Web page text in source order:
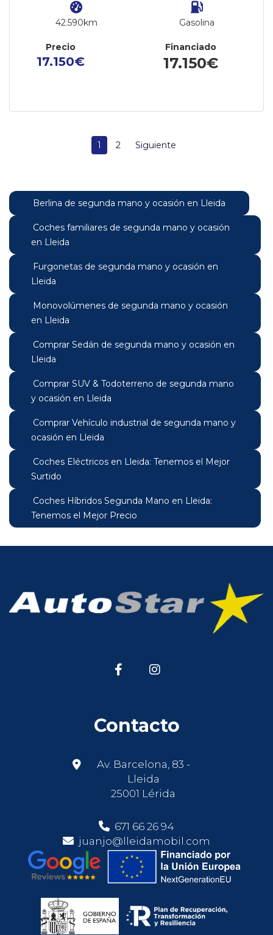
42.590km Gasolina
Precio
17.150€
Financiado
17.150€
1 2 Siguiente
Berlina de segunda mano y ocasión en Lleida
Coches familiares de segunda mano y ocasión
en Lleida
Furgonetas de segunda mano y ocasión en
Lleida
Monovolúmenes de segunda mano y ocasión
en Lleida
Comprar Sedán de segunda mano y ocasión en
Lleida
Comprar SUV & Todoterreno de segunda mano
y ocasión en Lleida
Comprar Vehículo industrial de segunda mano y
ocasión en Lleida
Coches Eléctricos en Lleida: Tenemos el Mejor
Surtido
Coches Híbridos Segunda Mano en Lleida:
Tenemos el Mejor Precio
Contacto
Av. Barcelona, 83 -
Lleida
25001 Lérida
671 66 26 94
juanjo@lleidamobil.com